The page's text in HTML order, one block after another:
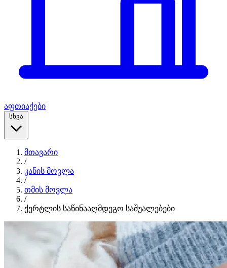
აფთიაქები
სხვა
მთავარი
/
კანის მოვლა
/
თმის მოვლა
/
ქერტლის საწინააღმდეგო საშუალებები